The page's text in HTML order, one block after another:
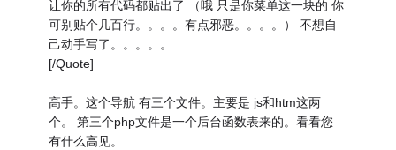
让你的所有代码都贴出了 （哦 只是你菜单这一块的 你
可别贴个几百行。。。。有点邪恶。。。。） 不想自
己动手写了。。。。。
[/Quote]
高手。这个导航 有三个文件。主要是 js和htm这两
个。 第三个php文件是一个后台函数表来的。看看您
有什么高见。